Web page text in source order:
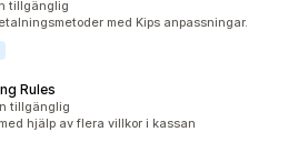
tillgänglig
med Kips anpassningar.
Rules
tillgänglig
hjälp av flera villkor i kassan